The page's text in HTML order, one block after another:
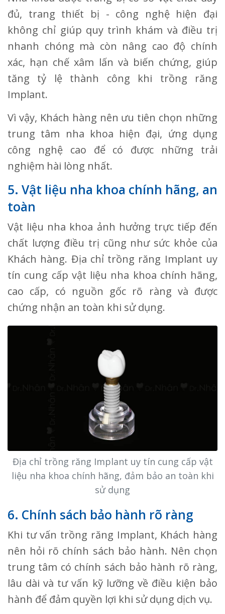
đủ, trang thiết bị - công nghệ hiện đại
không chỉ giúp quy trình khám và điều trị
nhanh chóng mà còn nâng cao độ chính
xác, hạn chế xâm lấn và biến chứng, giúp
tăng tỷ lệ thành công khi trồng răng
Implant.
Vì vậy, Khách hàng nên ưu tiên chọn những
trung tâm nha khoa hiện đại, ứng dụng
công nghệ cao để có được những trải
nghiệm hài lòng nhất.
5. Vật liệu nha khoa chính hãng, an
toàn
Vật liệu nha khoa ảnh hưởng trực tiếp đến
chất lượng điều trị cũng như sức khỏe của
Khách hàng. Địa chỉ trồng răng Implant uy
tín cung cấp vật liệu nha khoa chính hãng,
cao cấp, có nguồn gốc rõ ràng và được
chứng nhận an toàn khi sử dụng.
Địa chỉ trồng răng Implant uy tín cung cấp vật
liệu nha khoa chính hãng, đảm bảo an toàn khi
sử dụng
6. Chính sách bảo hành rõ ràng
Khi tư vấn trồng răng Implant, Khách hàng
nên hỏi rõ chính sách bảo hành. Nên chọn
trung tâm có chính sách bảo hành rõ ràng,
lâu dài và tư vấn kỹ lưỡng về điều kiện bảo
hành để đảm quyền lợi khi sử dụng dịch vụ.